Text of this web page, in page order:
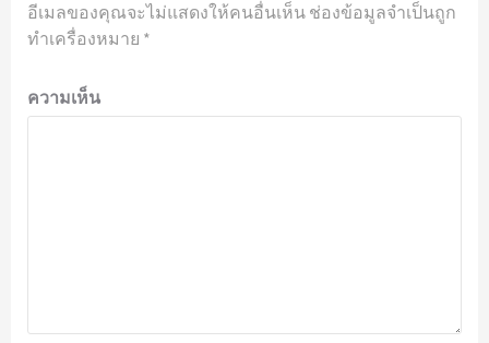
อีเมลของคุณจะไม่แสดงให้คนอื่นเห็น ช่องข้อมูลจำเป็นถูก
ทำเครื่องหมาย *
ความเห็น